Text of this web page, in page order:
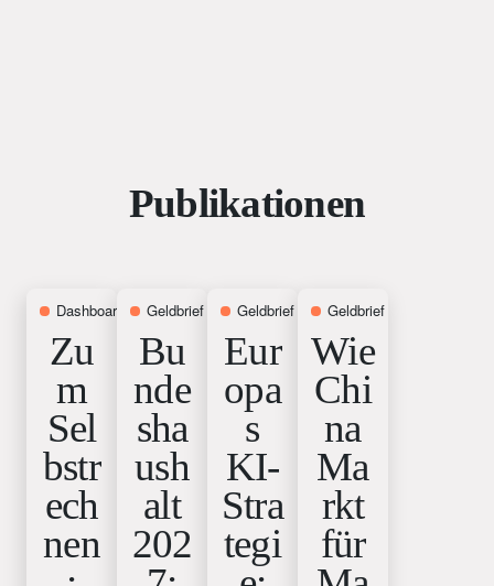
Publikationen
Dashboard 8. Juli 2026
Zu
m
Sel
bstr
ech
nen
Geldbrief 6. Juli 2026
Bu
nde
sha
ush
alt
202
Geldbrief 18. Juni 2026
Eur
opa
s
KI-
Stra
tegi
Geldbrief
Wie
Chi
na
Ma
rkt
für